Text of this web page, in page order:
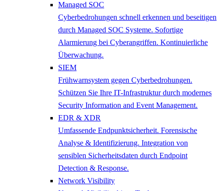
Managed SOC
Cyberbedrohungen schnell erkennen und beseitigen
durch Managed SOC Systeme. Sofortige
Alarmierung bei Cyberangriffen. Kontinuierliche
Überwachung.
SIEM
Frühwarnsystem gegen Cyberbedrohungen.
Schützen Sie Ihre IT-Infrastruktur durch modernes
Security Information and Event Management.
EDR & XDR
Umfassende Endpunktsicherheit. Forensische
Analyse & Identifizierung. Integration von
sensiblen Sicherheitsdaten durch Endpoint
Detection & Response.
Network Visibility